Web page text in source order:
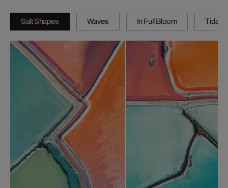
Salt Shapes Waves In Full Bloom Tidal